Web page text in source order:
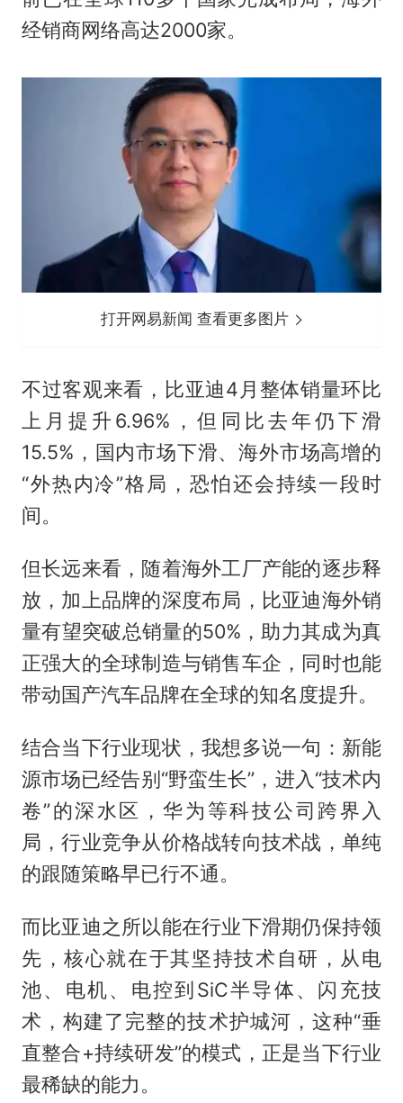
经销商网络高达2000家。
打开网易新闻 查看更多图片
不过客观来看，比亚迪4月整体销量环比
上月提升6.96%，但同比去年仍下滑
15.5%，国内市场下滑、海外市场高增的
“外热内冷”格局，恐怕还会持续一段时
间。
但长远来看，随着海外工厂产能的逐步释
放，加上品牌的深度布局，比亚迪海外销
量有望突破总销量的50%，助力其成为真
正强大的全球制造与销售车企，同时也能
带动国产汽车品牌在全球的知名度提升。
结合当下行业现状，我想多说一句：新能
源市场已经告别“野蛮生长”，进入“技术内
卷”的深水区，华为等科技公司跨界入
局，行业竞争从价格战转向技术战，单纯
的跟随策略早已行不通。
而比亚迪之所以能在行业下滑期仍保持领
先，核心就在于其坚持技术自研，从电
池、电机、电控到SiC半导体、闪充技
术，构建了完整的技术护城河，这种“垂
直整合+持续研发”的模式，正是当下行业
最稀缺的能力。